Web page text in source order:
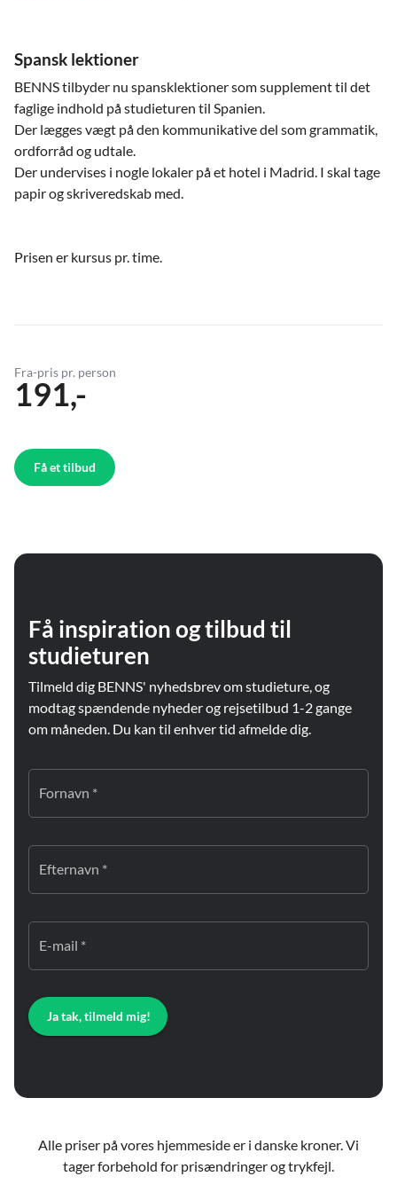
Spansk lektioner
BENNS tilbyder nu spansklektioner som supplement til det
faglige indhold på studieturen til Spanien.
Der lægges vægt på den kommunikative del som grammatik,
ordforråd og udtale.
Der undervises i nogle lokaler på et hotel i Madrid. I skal tage
papir og skriveredskab med.
Prisen er kursus pr. time.
Fra-pris pr. person
191,-
Få et tilbud
Få inspiration og tilbud til
studieturen
Tilmeld dig BENNS' nyhedsbrev om studieture, og
modtag spændende nyheder og rejsetilbud 1-2 gange
om måneden. Du kan til enhver tid afmelde dig.
Fornavn *
Efternavn *
E-mail *
Ja tak, tilmeld mig!
Alle priser på vores hjemmeside er i danske kroner. Vi
tager forbehold for prisændringer og trykfejl.